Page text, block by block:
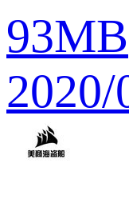
93MB
2020/